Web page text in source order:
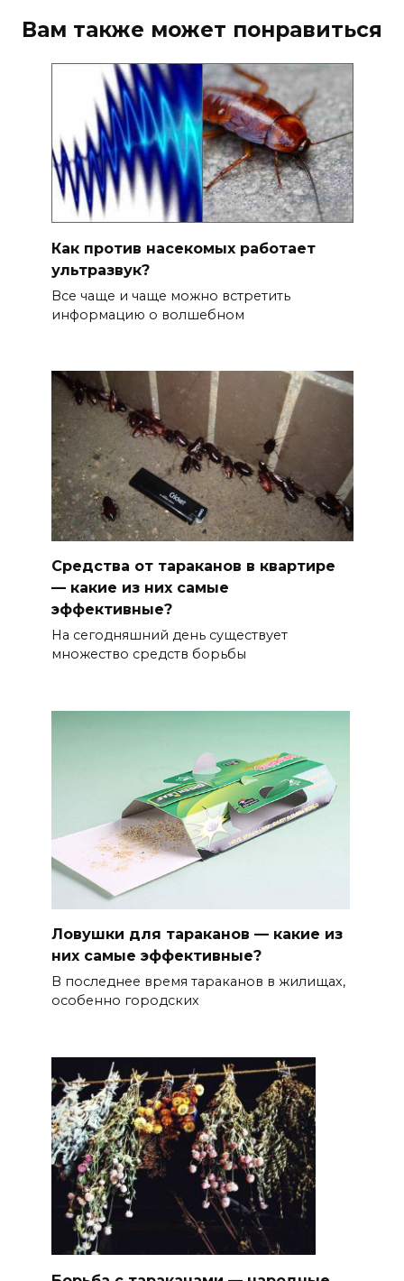
Вам также может понравиться
Как против насекомых работает
ультразвук?
Все чаще и чаще можно встретить
информацию о волшебном
Средства от тараканов в квартире
— какие из них самые
эффективные?
На сегодняшний день существует
множество средств борьбы
Ловушки для тараканов — какие из
них самые эффективные?
В последнее время тараканов в жилищах,
особенно городских